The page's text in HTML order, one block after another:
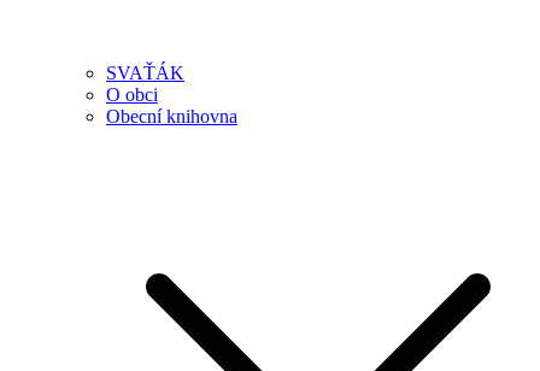
SVAŤÁK
O obci
Obecní knihovna